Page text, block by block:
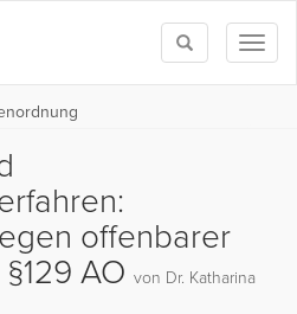
Toggle
search
offenbarer
AO von Dr. Katharina